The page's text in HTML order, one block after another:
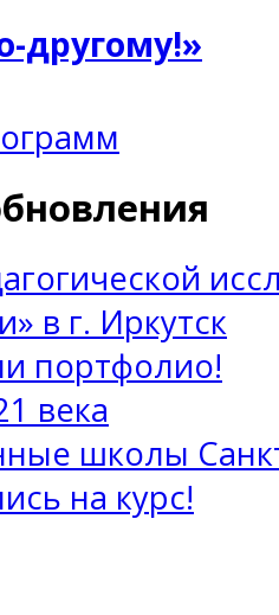
другому!»
в г. Иркутск
портфолио!
века
школы
на курс!